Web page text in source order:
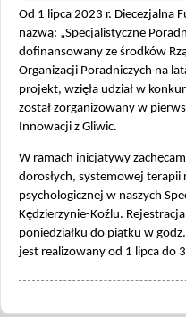
Od 1 lipca 2023 r. Diecezjalna
nazwą: „Specjalistyczne
dofinansowany ze środków
Organizacji Poradniczych na
projekt, wzięła udział w
został zorganizowany w
Innowacji z Gliwic.
W ramach inicjatywy
dorosłych, systemowej terapii
psychologicznej w naszych
Kędzierzynie-Koźlu.
poniedziałku do piątku w godz.
jest realizowany od 1 lipca do